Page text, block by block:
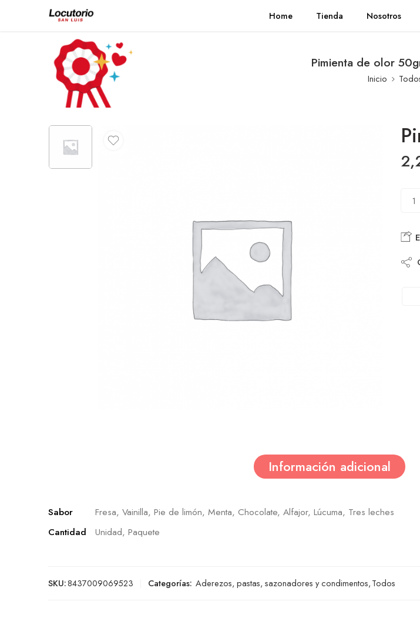
Home Tienda Nosotros
Pimienta de olor
Inicio
Información adicional
Sabor
Fresa, Vainilla, Pie de limón, Menta, Chocolate, Alfajor, Lúcuma, Tres leches
Cantidad
Unidad, Paquete
SKU:8437009069523 Categorías: Aderezos, pastas, sazonadores y condimentos,Todos